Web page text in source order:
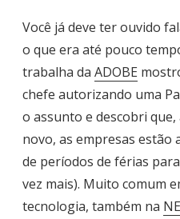
Você já deve ter ouvido
o que era até pouco
trabalha da ADOBE
chefe autorizando uma
o assunto e descobri
novo, as empresas estão
de períodos de férias
vez mais). Muito comum
tecnologia, também na